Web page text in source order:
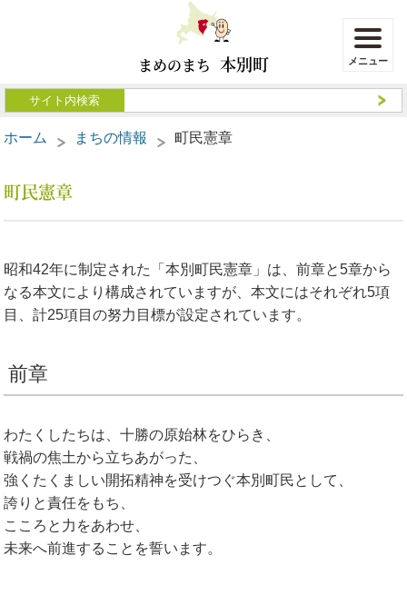
まめのまち 本別町
ホーム まちの情報 町民憲章
町民憲章
昭和42年に制定された「本別町民憲章」は、前章と5章から
なる本文により構成されていますが、本文にはそれぞれ5項
目、計25項目の努力目標が設定されています。
前章
わたくしたちは、十勝の原始林をひらき、
戦禍の焦土から立ちあがった、
強くたくましい開拓精神を受けつぐ本別町民として、
誇りと責任をもち、
こころと力をあわせ、
未来へ前進することを誓います。